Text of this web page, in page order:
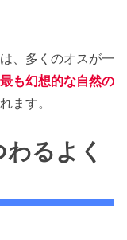
、多くのオスが一
も幻想的な自然の
ます。
るよく